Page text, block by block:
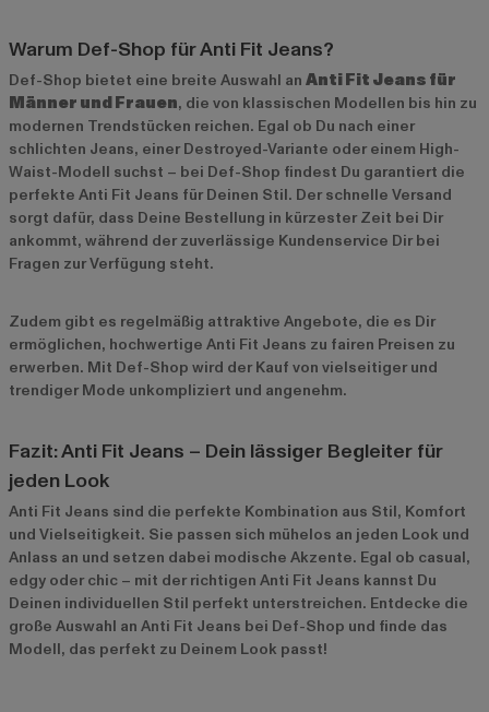
Warum Def-Shop für Anti Fit Jeans?
Def-Shop bietet eine breite Auswahl an Anti Fit Jeans für
Männer und Frauen, die von klassischen Modellen bis hin zu
modernen Trendstücken reichen. Egal ob Du nach einer
schlichten Jeans, einer Destroyed-Variante oder einem High-
Waist-Modell suchst – bei Def-Shop findest Du garantiert die
perfekte Anti Fit Jeans für Deinen Stil. Der schnelle Versand
sorgt dafür, dass Deine Bestellung in kürzester Zeit bei Dir
ankommt, während der zuverlässige Kundenservice Dir bei
Fragen zur Verfügung steht.
Zudem gibt es regelmäßig attraktive Angebote, die es Dir
ermöglichen, hochwertige Anti Fit Jeans zu fairen Preisen zu
erwerben. Mit Def-Shop wird der Kauf von vielseitiger und
trendiger Mode unkompliziert und angenehm.
Fazit: Anti Fit Jeans – Dein lässiger Begleiter für
jeden Look
Anti Fit Jeans sind die perfekte Kombination aus Stil, Komfort
und Vielseitigkeit. Sie passen sich mühelos an jeden Look und
Anlass an und setzen dabei modische Akzente. Egal ob casual,
edgy oder chic – mit der richtigen Anti Fit Jeans kannst Du
Deinen individuellen Stil perfekt unterstreichen. Entdecke die
große Auswahl an Anti Fit Jeans bei Def-Shop und finde das
Modell, das perfekt zu Deinem Look passt!